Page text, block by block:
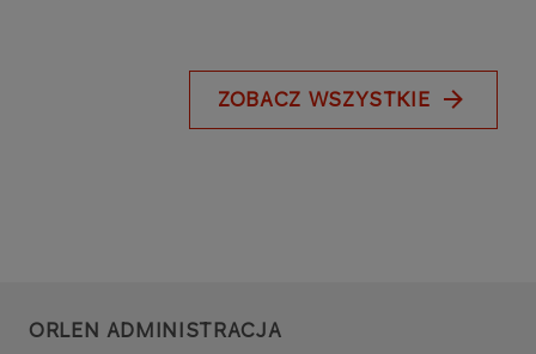
ZOBACZ WSZYSTKIE
ORLEN ADMINISTRACJA